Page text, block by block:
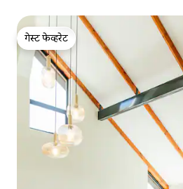
गेस्ट फेव्हरेट
गेस्ट फेव्हरेट